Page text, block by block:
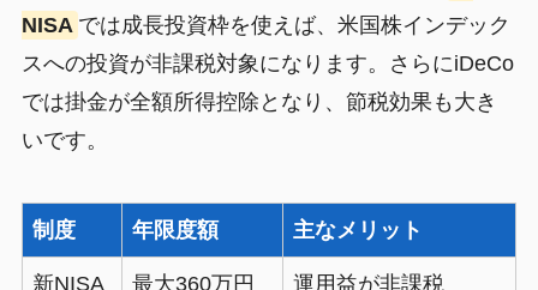
NISA では成長投資枠を使えば、米国株インデック
スへの投資が非課税対象になります。さらにiDeCo
では掛金が全額所得控除となり、節税効果も大き
いです。
制度 年限度額 主なメリット
新NISA 最大360万円 運用益が非課税